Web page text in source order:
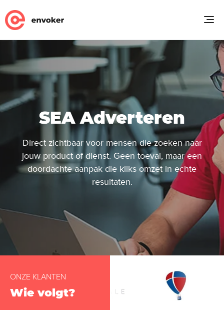
SEA Adverteren
Direct zichtbaar voor mensen die zoeken naar
jouw product of dienst. Geen toeval, maar een
doordachte aanpak die kliks omzet in echte
resultaten.
ONZE KLANTEN
Wie volgt?